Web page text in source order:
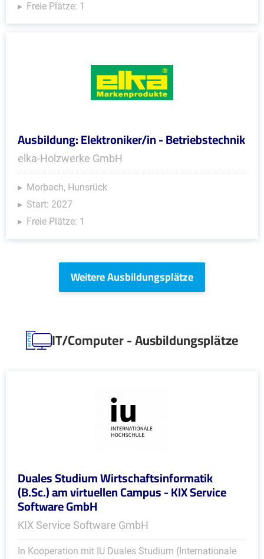
Freie Plätze: 1
Ausbildung: Elektroniker/in - Betriebstechnik
elka-Holzwerke GmbH
Morbach, Hunsrück
Start: 2027
Freie Plätze: 1
Weitere Ausbildungsplätze
IT/Computer - Ausbildungsplätze
Duales Studium Wirtschaftsinformatik
(B.Sc.) am virtuellen Campus - KIX Service
Software GmbH
KIX Service Software GmbH
In Kooperation mit IU Duales Studium (Internationale